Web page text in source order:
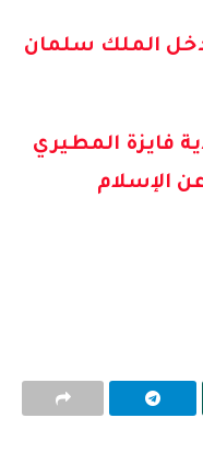
الملك سلمان
فايزة المطيري
الإسلام